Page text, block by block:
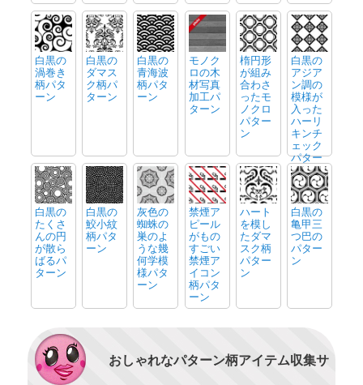
白黒の
渦巻き
柄パタ
ーン
白黒の
ダマス
ク柄パ
ターン
白黒の
青海波
柄パタ
ーン
モノク
ロの木
材写真
加工パ
ターン
楕円形
が組み
合わさ
ったモ
ノクロ
パター
ン
白黒の
アジア
ン調の
模様が
入った
ハーリ
キンチ
ェック
パター
ン
白黒の
たくさ
んの円
が散ら
ばるパ
ターン
白黒の
鮫小紋
柄パタ
ーン
灰色の
蜘蛛の
巣のよ
うな幾
何学模
様パタ
ーン
禁煙ア
ピール
がもの
すごい
禁煙ア
イコン
柄パタ
ーン
ハート
を模し
たダマ
スク柄
パター
ン
白黒の
亀甲三
つ巴の
パター
ン
おしゃれなパターン柄アイテム収集サ